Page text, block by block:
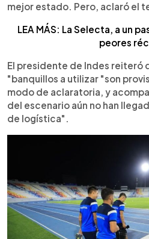
mejor estado. Pero, aclaró el
LEA MÁS: La Selecta, a un
peores
El presidente de Indes reiteró
"banquillos a utilizar "son
modo de aclaratoria, y
del escenario aún no han
de logística".